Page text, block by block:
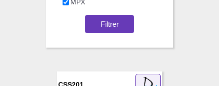
MPX
Filtrer